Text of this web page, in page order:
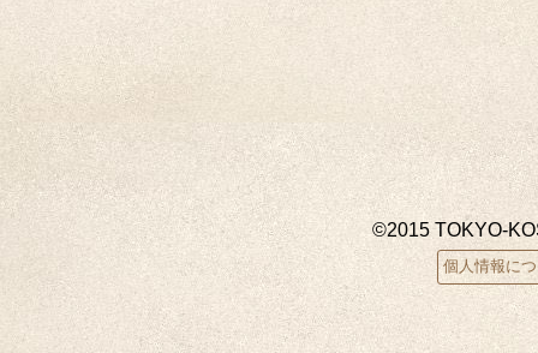
©2015 TOKYO-
個人情報に